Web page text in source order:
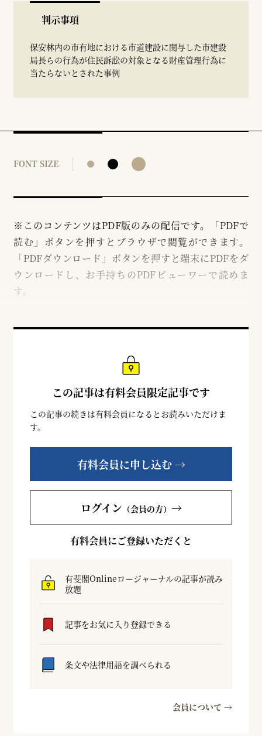
判示事項
保安林内の市有地における市道建設に関与した市建設
局長らの行為が住民訴訟の対象となる財産管理行為に
当たらないとされた事例
FONT SIZE
※このコンテンツはPDF版のみの配信です。「PDFで
読む」ボタンを押すとブラウザで閲覧ができます。
「PDFダウンロード」ボタンを押すと端末にPDFをダ
ウンロードし、お手持ちのPDFビューワーで読めま
す。
この記事は有料会員限定記事です
この記事の続きは有料会員になるとお読みいただけま
す。
有料会員に申し込む →
ログイン （会員の方） →
有料会員にご登録いただくと
有斐閣Onlineロージャーナルの記事が読み
放題
記事をお気に入り登録できる
条文や法律用語を調べられる
会員について →